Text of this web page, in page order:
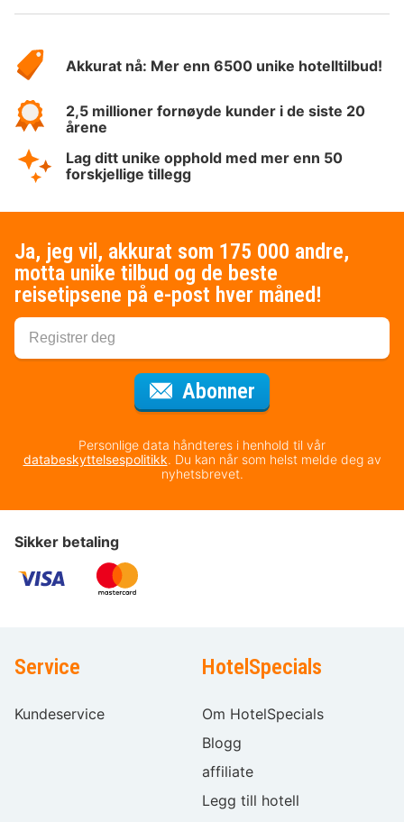
Hotelspecials
Akkurat nå: Mer enn 6500 unike hotelltilbud!
2,5 millioner fornøyde kunder i de siste 20
årene
Lag ditt unike opphold med mer enn 50
forskjellige tillegg
Ja, jeg vil, akkurat som 175 000 andre,
motta unike tilbud og de beste
reisetipsene på e-post hver måned!
Abonner
Personlige data håndteres i henhold til vår
databeskyttelsespolitikk. Du kan når som helst melde deg av
nyhetsbrevet.
Sikker betaling
Service
Kundeservice
HotelSpecials
Om HotelSpecials
Blogg
affiliate
Legg till hotell